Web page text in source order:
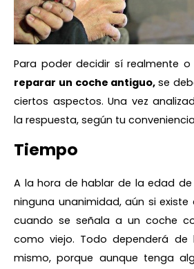
Para poder decidir sí realmente
reparar un coche antiguo, se
ciertos aspectos. Una vez
la respuesta, según tu
Tiempo
A la hora de hablar de la edad de
ninguna unanimidad, aún si
cuando se señala a un coche
como viejo. Todo dependerá de
mismo, porque aunque tenga